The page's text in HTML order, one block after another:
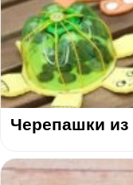
Черепашки